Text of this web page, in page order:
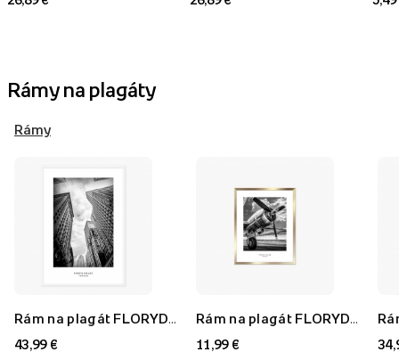
Rámy na plagáty
Rámy
43,99 €
11,99 €